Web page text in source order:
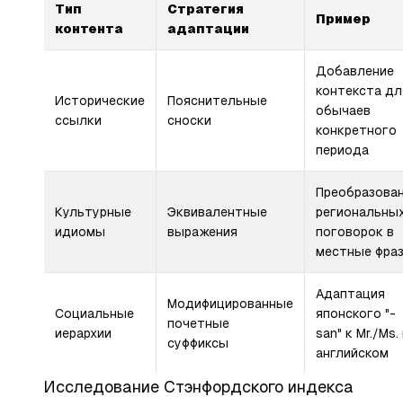
Тип
контента
Стратегия
адаптации
Пример
Исторические
ссылки
Пояснительные
сноски
Добавление
контекста
обычаев
конкретного
периода
Культурные
идиомы
Эквивалентные
выражения
поговорок в
местные
Социальные
иерархии
Модифицированные
почетные
суффиксы
Адаптация
японского "-
san" к Mr./Ms.
английском
Исследование Стэнфордского индекса